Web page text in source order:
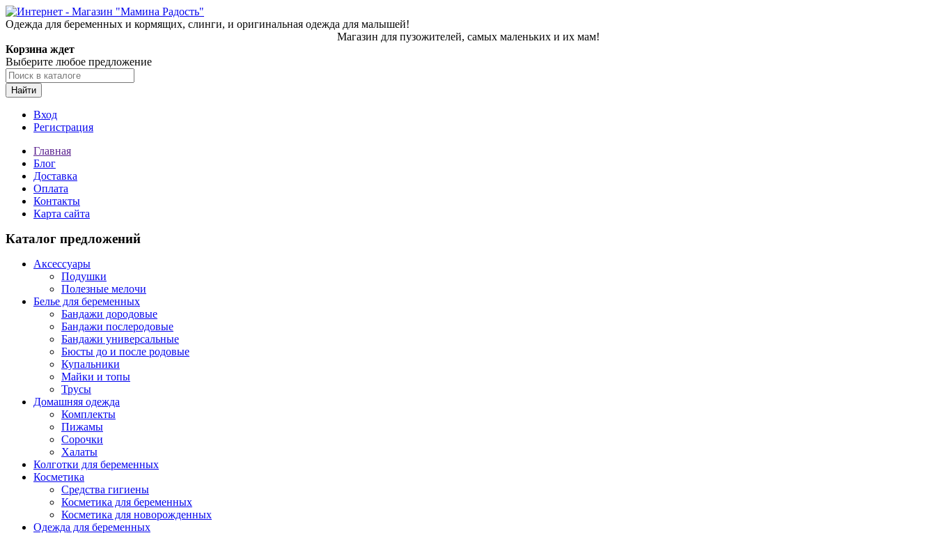
Одежда для беременных и кормящих, слинги, и оригинальная одежда для малышей!
Магазин для пузожителей, самых маленьких и их мам!
Корзина ждет
Выберите любое предложение
Найти
Вход
Регистрация
Главная
Блог
Доставка
Оплата
Контакты
Карта сайта
Каталог предложений
Аксессуары
Подушки
Полезные мелочи
Белье для беременных
Бандажи дородовые
Бандажи послеродовые
Бандажи универсальные
Бюсты до и после родовые
Купальники
Майки и топы
Трусы
Домашняя одежда
Комплекты
Пижамы
Сорочки
Халаты
Колготки для беременных
Косметика
Cредства гигиены
Косметика для беременных
Косметика для новорожденных
Одежда для беременных